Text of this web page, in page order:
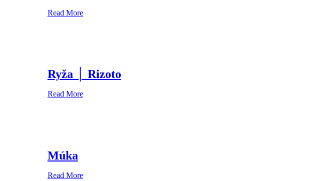
Read More
Ryža │ Rizoto
Read More
Múka
Read More